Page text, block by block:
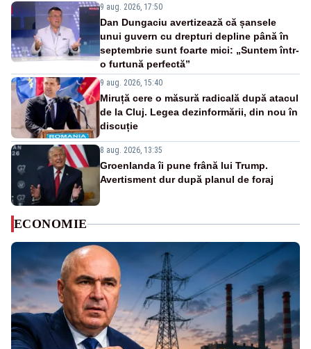
9 aug. 2026, 17:50
Dan Dungaciu avertizează că șansele
unui guvern cu drepturi depline până în
septembrie sunt foarte mici: „Suntem într-
o furtună perfectă”
9 aug. 2026, 15:40
Miruță cere o măsură radicală după atacul
de la Cluj. Legea dezinformării, din nou în
discuție
8 aug. 2026, 13:35
Groenlanda îi pune frână lui Trump.
Avertisment dur după planul de foraj
ECONOMIE